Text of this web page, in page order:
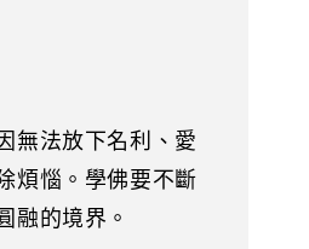
無法放下名利、愛
煩惱。學佛要不斷
融的境界。